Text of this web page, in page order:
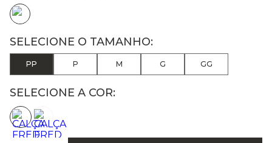
PP P M G GG
SELECIONE A COR: